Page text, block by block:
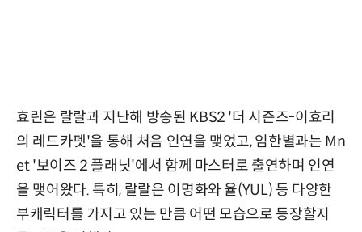
효린은 랄랄과 지난해 방송된 KBS2 '더 시즌즈-이효리
의 레드카펫'을 통해 처음 인연을 맺었고, 임한별과는 Mn
et '보이즈 2 플래닛'에서 함께 마스터로 출연하며 인연
을 맺어왔다. 특히, 랄랄은 이명화와 율(YUL) 등 다양한
부캐릭터를 가지고 있는 만큼 어떤 모습으로 등장할지